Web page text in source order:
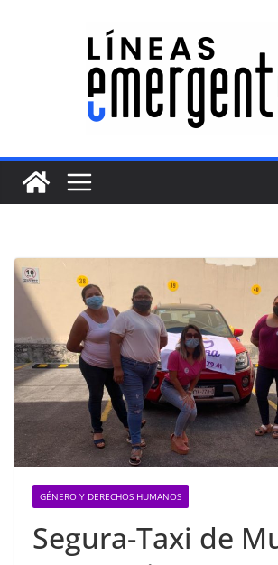
GÉNERO Y DERECHOS HUMANOS
Segura-Taxi de